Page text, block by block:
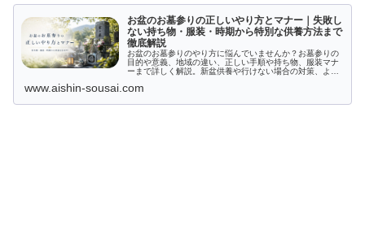
お盆のお墓参りの正しいやり方とマナー｜失敗し
ない持ち物・服装・時期から特別な供養方法まで
徹底解説
お盆のお墓参りのやり方に悩んでいませんか？お墓参りの
目的や意義、地域の違い、正しい手順や持ち物、服装マナ
ーまで詳しく解説。新盆供養や行けない場合の対策、よく
ごし方がわかります。
www.aishin-sousai.com